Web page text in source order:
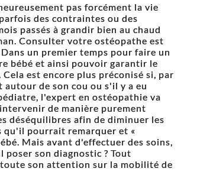
pas forcément la vie
des contraintes ou des
passés à grandir bien au chaud
Consulter votre ostéopathe est
un premier temps pour faire un
bébé et ainsi pouvoir garantir le
est encore plus préconisé si, par
de son cou ou s'il y a eu
l'expert en ostéopathie va
de manière purement
déséquilibres afin de diminuer les
qu'il pourrait remarquer et «
Mais avant d'effectuer des soins,
son diagnostic ? Tout
son attention sur la mobilité de